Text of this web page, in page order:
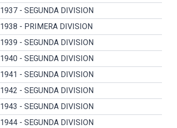
1937 - SEGUNDA DIVISION
1938 - PRIMERA DIVISION
1939 - SEGUNDA DIVISION
1940 - SEGUNDA DIVISION
1941 - SEGUNDA DIVISION
1942 - SEGUNDA DIVISION
1943 - SEGUNDA DIVISION
1944 - SEGUNDA DIVISION